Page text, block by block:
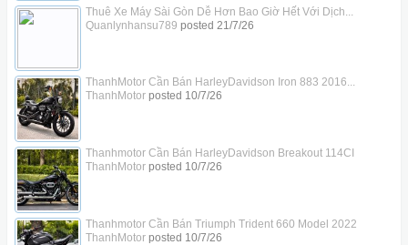
Thuê Xe Máy Sài Gòn Dễ Hơn Bao Giờ Hết Với Dịch...
Quanlynhansu789 posted 21/7/26
ThanhMotor Cần Bán HarleyDavidson Iron 883 2016...
ThanhMotorposted 10/7/26
Thanhmotor Cần Bán HarleyDavidson Breakout 114CI
ThanhMotorposted 10/7/26
Thanhmotor Cần Bán Triumph Trident 660 Model 2022
ThanhMotorposted 10/7/26